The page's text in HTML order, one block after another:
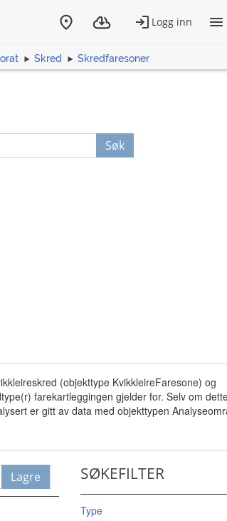
Skred Skredfaresoner
Søk
(objekttype KvikkleireFaresone) og
farekartleggingen gjelder for. Selv om
er gitt av data med objekttypen
Lagre SØKEFILTER
Type